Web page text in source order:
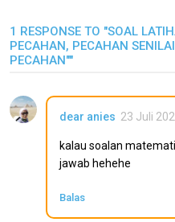
1 RESPONSE TO "SOAL
PECAHAN, PECAHAN
PECAHAN""
dear anies 23 Juli
kalau soalan
jawab hehehe
Balas